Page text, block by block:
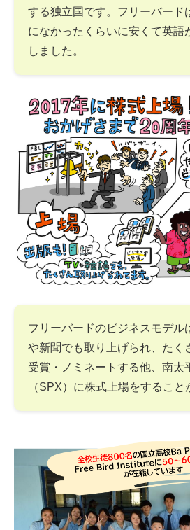
する独立国です。フリーバード
になかったくらいに安くて英語
しました。
フリーバードのビジネスモデル
や新聞でも取り上げられ、たく
受賞・ノミネートする他、南太
（SPX）に株式上場をすること